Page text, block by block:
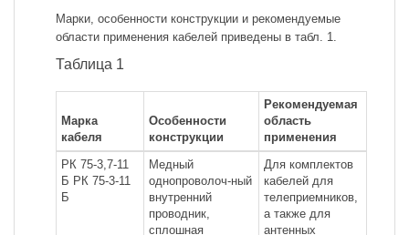
Марки, особенности конструкции и рекомендуемые
области применения кабелей приведены в табл. 1.
Таблица 1
Марка
кабеля
Особенности
конструкции
Рекомендуемая
область
применения
РК 75-3,7-11
Б РК 75-3-11
Б
Медный
однопроволоч-ный
внутренний
проводник,
сплошная
Для комплектов
кабелей для
телеприемников,
а также для
антенных